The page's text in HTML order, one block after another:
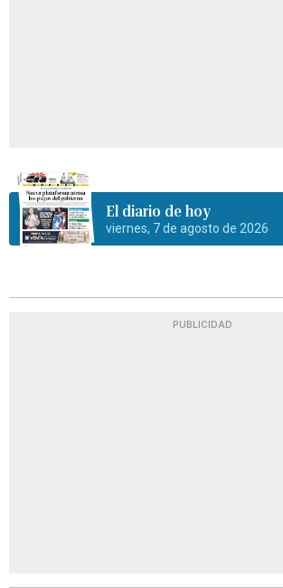
El diario de hoy
viernes, 7 de agosto de 2026
PUBLICIDAD